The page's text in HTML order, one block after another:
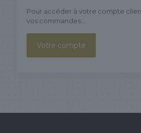
Pour accéder à votre compte
vos commandes...
Votre compte